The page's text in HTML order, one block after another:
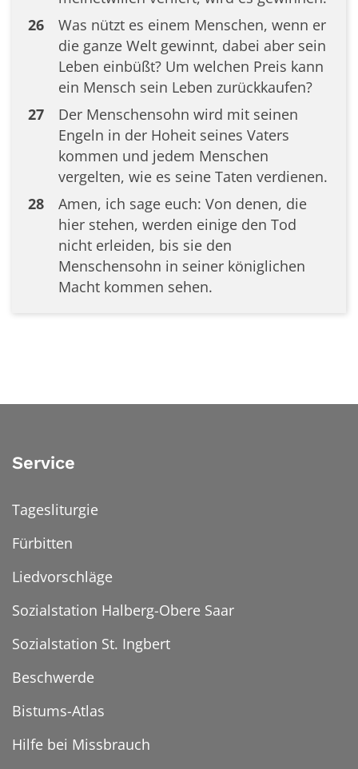
26
Was nützt es einem Menschen, wenn er
die ganze Welt gewinnt, dabei aber sein
Leben einbüßt? Um welchen Preis kann
ein Mensch sein Leben zurückkaufen?
27
Der Menschensohn wird mit seinen
Engeln in der Hoheit seines Vaters
kommen und jedem Menschen
vergelten, wie es seine Taten verdienen.
28
Amen, ich sage euch: Von denen, die
hier stehen, werden einige den Tod
nicht erleiden, bis sie den
Menschensohn in seiner königlichen
Macht kommen sehen.
Service
Tagesliturgie
Fürbitten
Liedvorschläge
Sozialstation Halberg-Obere Saar
Sozialstation St. Ingbert
Beschwerde
Bistums-Atlas
Hilfe bei Missbrauch